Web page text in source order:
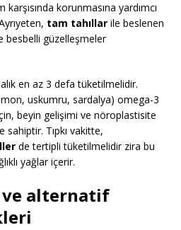
korunmasına yardımcı
tam tahıllar ile beslenen
besbelli güzelleşmeler
en az 3 defa tüketilmelidir.
uskumru, sardalya) omega-3
beyin gelişimi ve nöroplastisite
sahiptir. Tıpkı vakitte,
de tertipli tüketilmelidir zira bu
yağlar içerir.
ve alternatif